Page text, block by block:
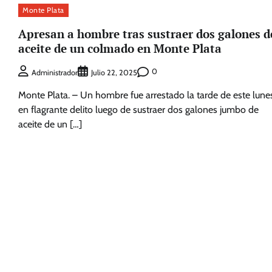
Monte Plata
Apresan a hombre tras sustraer dos galones
aceite de un colmado en Monte Plata
Administrador Julio 22, 2025 0
Monte Plata. – Un hombre fue arrestado la tarde de este
en flagrante delito luego de sustraer dos galones jumbo de
aceite de un […]